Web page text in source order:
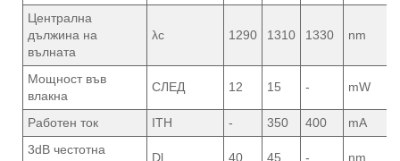
Централна
дължина на
вълната
λc 1290 1310 1330 nm
Мощност във
влакна
СЛЕД 12 15 - mW
Работен ток ITH - 350 400
mA
3dB честотна
Dl 40 45 - nm